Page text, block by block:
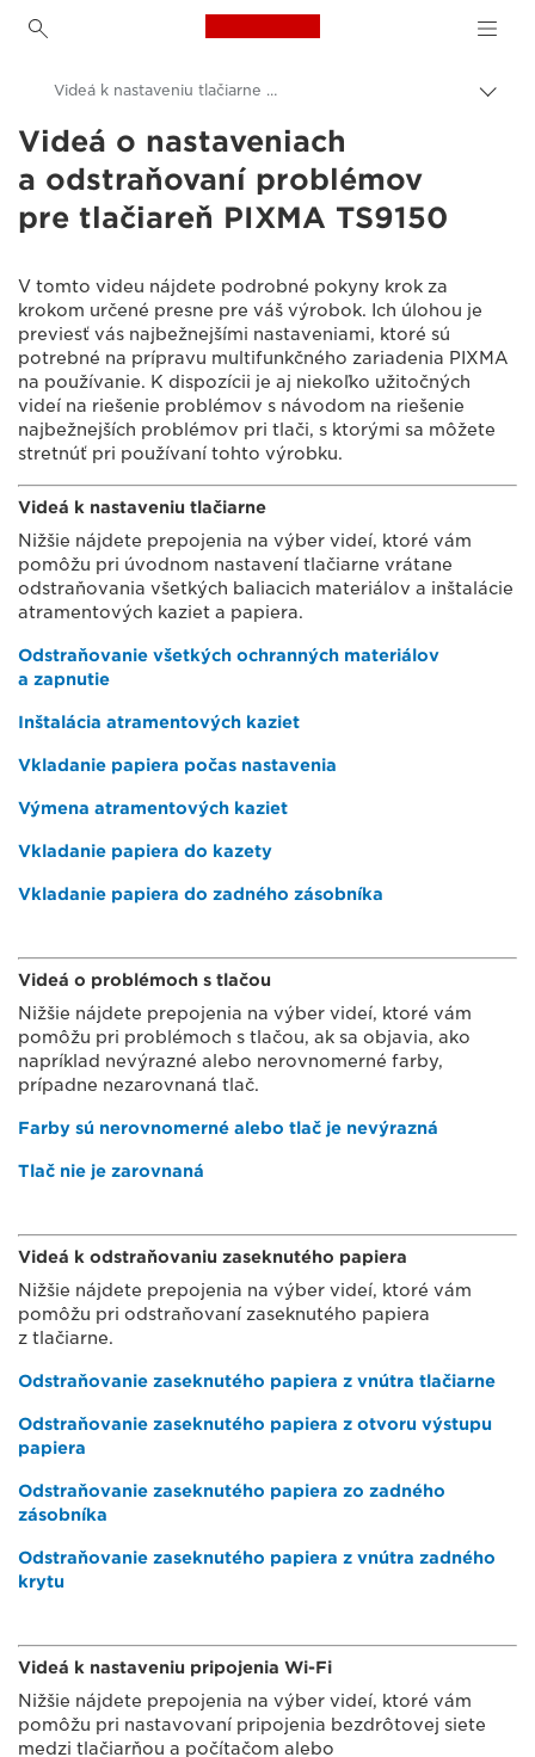
Canon Logo, back to
Canon
Podpora produktov pre zákazníkov
Videá o nastaveniach a riešení problémov
Videá k nastaveniu tlačiarne PIXMA TS9150
Videá o nastaveniach
a odstraňovaní problémov
pre tlačiareň PIXMA TS9150
V tomto videu nájdete podrobné pokyny krok za
krokom určené presne pre váš výrobok. Ich úlohou je
previesť vás najbežnejšími nastaveniami, ktoré sú
potrebné na prípravu multifunkčného zariadenia PIXMA
na používanie. K dispozícii je aj niekoľko užitočných
videí na riešenie problémov s návodom na riešenie
najbežnejších problémov pri tlači, s ktorými sa môžete
stretnúť pri používaní tohto výrobku.
Videá k nastaveniu tlačiarne
Nižšie nájdete prepojenia na výber videí, ktoré vám
pomôžu pri úvodnom nastavení tlačiarne vrátane
odstraňovania všetkých baliacich materiálov a inštalácie
atramentových kaziet a papiera.
Odstraňovanie všetkých ochranných materiálov
a zapnutie
Inštalácia atramentových kaziet
Vkladanie papiera počas nastavenia
Výmena atramentových kaziet
Vkladanie papiera do kazety
Vkladanie papiera do zadného zásobníka
Videá o problémoch s tlačou
Nižšie nájdete prepojenia na výber videí, ktoré vám
pomôžu pri problémoch s tlačou, ak sa objavia, ako
napríklad nevýrazné alebo nerovnomerné farby,
prípadne nezarovnaná tlač.
Farby sú nerovnomerné alebo tlač je nevýrazná
Tlač nie je zarovnaná
Videá k odstraňovaniu zaseknutého papiera
Nižšie nájdete prepojenia na výber videí, ktoré vám
pomôžu pri odstraňovaní zaseknutého papiera
z tlačiarne.
Odstraňovanie zaseknutého papiera z vnútra tlačiarne
Odstraňovanie zaseknutého papiera z otvoru výstupu
papiera
Odstraňovanie zaseknutého papiera zo zadného
zásobníka
Odstraňovanie zaseknutého papiera z vnútra zadného
krytu
Videá k nastaveniu pripojenia Wi-Fi
Nižšie nájdete prepojenia na výber videí, ktoré vám
pomôžu pri nastavovaní pripojenia bezdrôtovej siete
medzi tlačiarňou a počítačom alebo